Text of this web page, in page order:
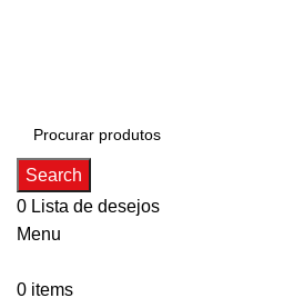
Search
0 Lista de desejos
Menu
0 items